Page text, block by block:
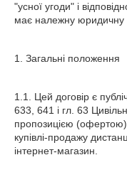
"усної угоди" і
має належну юридичну
1. Загальні положення
1.1. Цей договір є
633, 641 і гл. 63
пропозицією (офертою)і
купівлі-продажу
інтернет-магазин.